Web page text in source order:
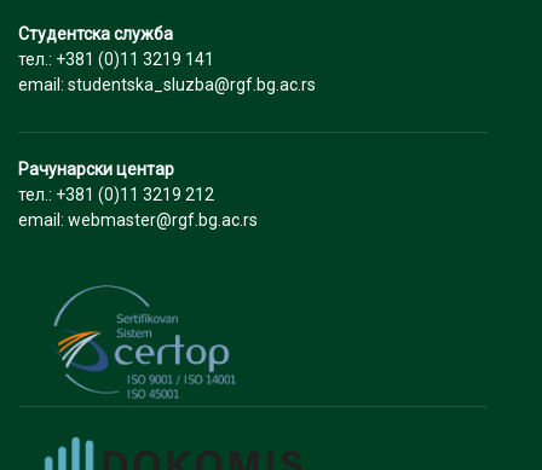
Студентска служба
тел.: +381 (0)11 3219 141
email: studentska_sluzba@rgf.bg.ac.rs
Рачунарски центар
тел.: +381 (0)11 3219 212
email: webmaster@rgf.bg.ac.rs